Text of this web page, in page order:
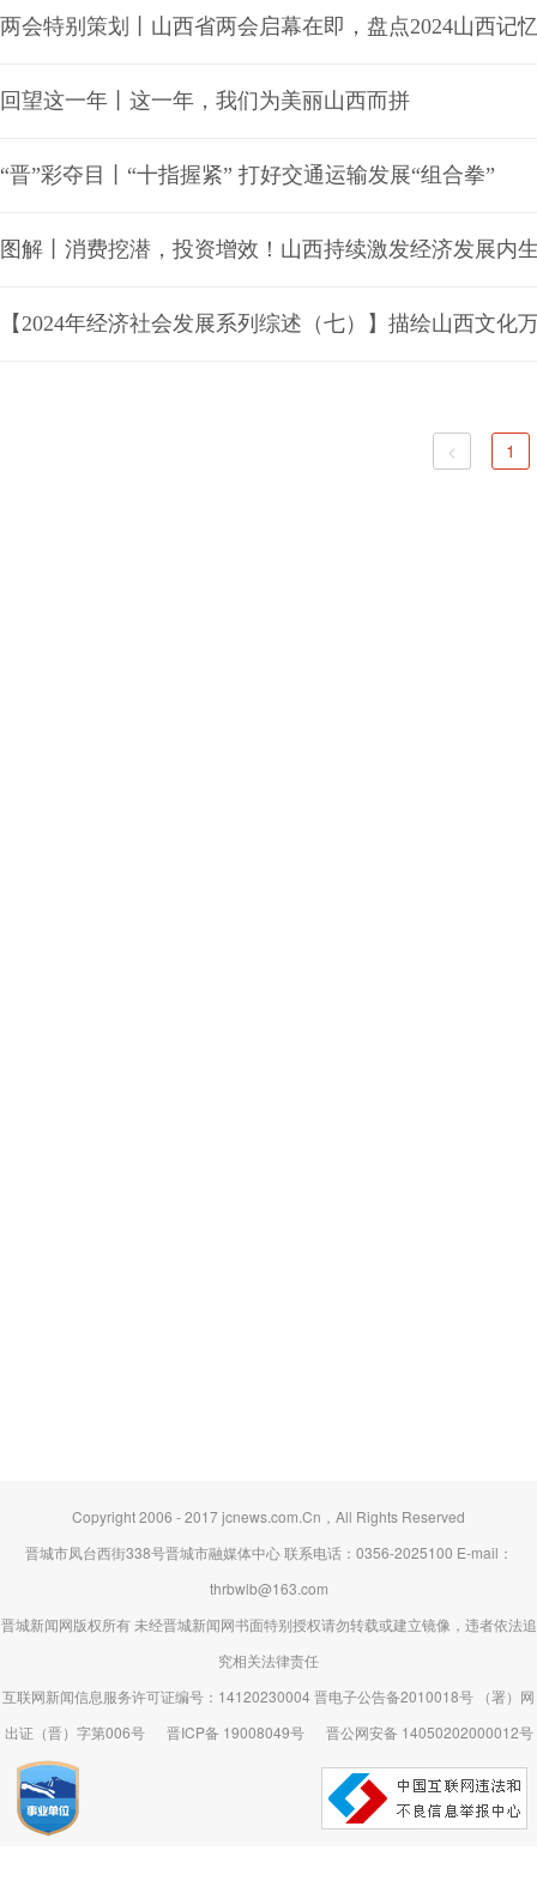
两会特别策划丨山西省两会启幕在即，盘点2024山西记
回望这一年丨这一年，我们为美丽山西而拼
“晋”彩夺目丨“十指握紧” 打好交通运输发展“组合拳”
图解丨消费挖潜，投资增效！山西持续激发经济发展内
【2024年经济社会发展系列综述（七）】描绘山西文化
< 1
Copyright 2006 - 2017 jcnews.com.Cn，All Rights Reserved
晋城市凤台西街338号晋城市融媒体中心 联系电话：0356-2025100 E-mail：
thrbwlb@163.com
晋城新闻网版权所有 未经晋城新闻网书面特别授权请勿转载或建立镜像，违者依法追
究相关法律责任
互联网新闻信息服务许可证编号：14120230004 晋电子公告备2010018号 （署）网
出证（晋）字第006号
晋ICP备 19008049号 晋公网安备 14050202000012号